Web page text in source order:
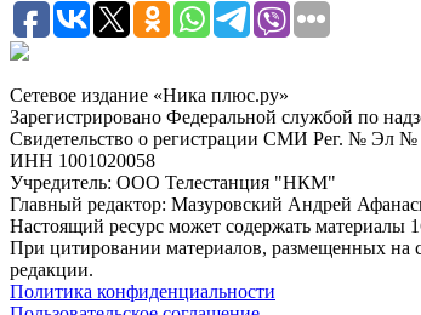
Сетевое издание «Ника плюс.ру»
Зарегистрировано Федеральной службой по
Свидетельство о регистрации СМИ Рег. № Эл №
ИНН 1001020058
Учредитель: ООО Телестанция "НКМ"
Главный редактор: Мазуровский Андрей
Настоящий ресурс может содержать материалы
При цитировании материалов, размещенных на
редакции.
Политика конфиденциальности